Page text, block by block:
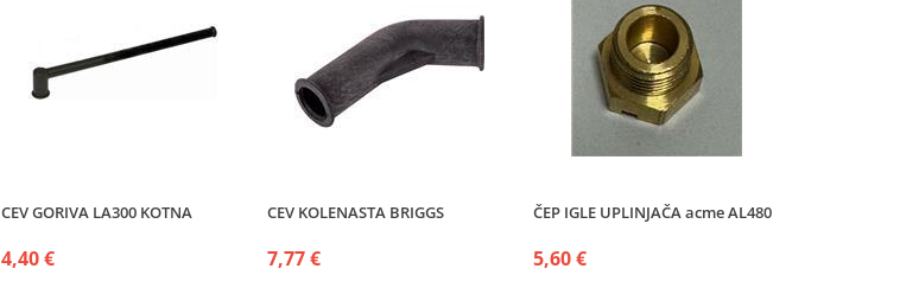
CEV GORIVA LA300 KOTNA
4,40 €
CEV KOLENASTA BRIGGS
7,77 €
ČEP IGLE UPLINJAČA acme AL480
5,60 €